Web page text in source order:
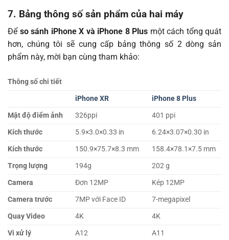
7. Bảng thông số sản phẩm của hai máy
Để so sánh iPhone X và iPhone 8 Plus một cách tổng quát
hơn, chúng tôi sẽ cung cấp bảng thông số 2 dòng sản
phẩm này, mời bạn cùng tham khảo:
Thông số chi tiết
iPhone XR
iPhone 8 Plus
Mật độ điểm ảnh
326ppi
401 ppi
Kích thước
5.9×3.0×0.33 in
6.24×3.07×0.30 in
Kích thước
150.9×75.7×8.3 mm
158.4×78.1×7.5 mm
Trọng lượng
194g
202 g
Camera
Đơn 12MP
Kép 12MP
Camera trước
7MP với Face ID
7-megapixel
Quay Video
4K
4K
Vi xử lý
A12
A11